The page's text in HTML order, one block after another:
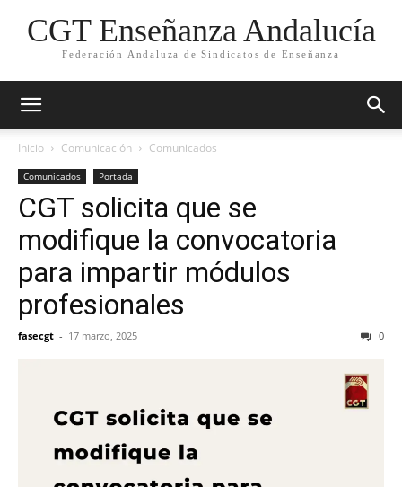
CGT Enseñanza Andalucía
Federación Andaluza de Sindicatos de Enseñanza
Inicio Comunicación Comunicados
Comunicados Portada
CGT solicita que se
modifique la convocatoria
para impartir módulos
profesionales
fasecgt - 17 marzo, 2025 0